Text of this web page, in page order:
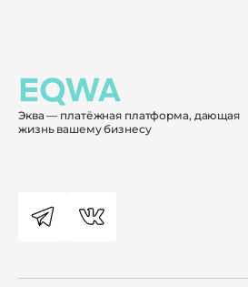
Эква — платёжная платформа, дающая
жизнь вашему бизнесу